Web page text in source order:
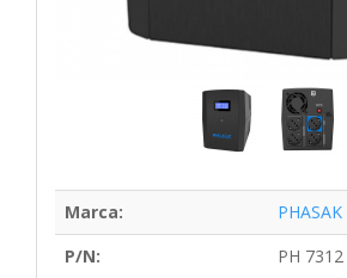
Marca:
PHASAK
P/N:
PH 7312